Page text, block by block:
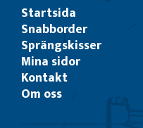
Startsida
Snabborder
Sprängskisser
Mina sidor
Kontakt
Om oss